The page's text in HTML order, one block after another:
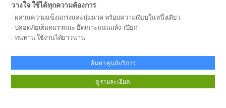
วางใจ ใช้ได้ทุกความต้องการ
ผสานความแข็งแกร่งและนุ่มนวล พร้อมความเงียบในหนึ่งเดียว
ปลอดภัยเต็มสมรรถนะ ยึดเกาะถนนแห้ง-เปียก
ทนทาน ใช้งานได้ยาวนาน
ค้นหาศูนย์บริการ
ดูรายละเอียด